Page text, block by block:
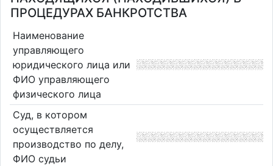
ПРОЦЕДУРАХ БАНКРОТСТВА
Наименование
управляющего
юридического лица или
ФИО управляющего
физического лица
Суд, в котором
осуществляется
производство по делу,
ФИО судьи